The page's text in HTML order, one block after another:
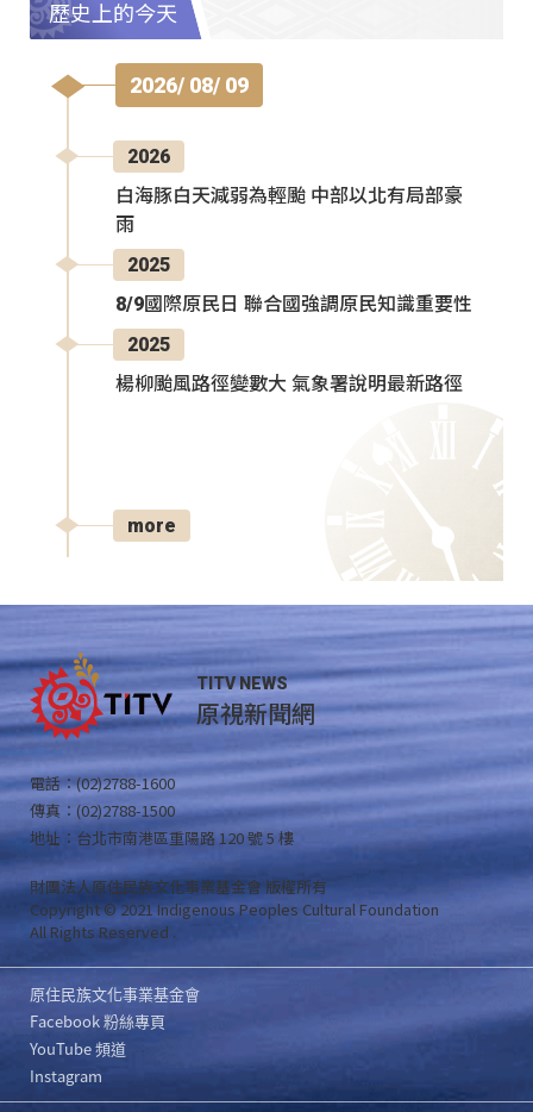
歷史上的今天
2026/ 08/ 09
2026
白海豚白天減弱為輕颱 中部以北有局部豪
雨
2025
8/9國際原民日 聯合國強調原民知識重要性
2025
楊柳颱風路徑變數大 氣象署說明最新路徑
more
TITV NEWS
原視新聞網
電話：(02)2788-1600
傳真：(02)2788-1500
地址：台北市南港區重陽路 120 號 5 樓
財團法人原住民族文化事業基金會 版權所有
Copyright © 2021 Indigenous Peoples Cultural Foundation
All Rights Reserved .
原住民族文化事業基金會
Facebook 粉絲專頁
YouTube 頻道
Instagram